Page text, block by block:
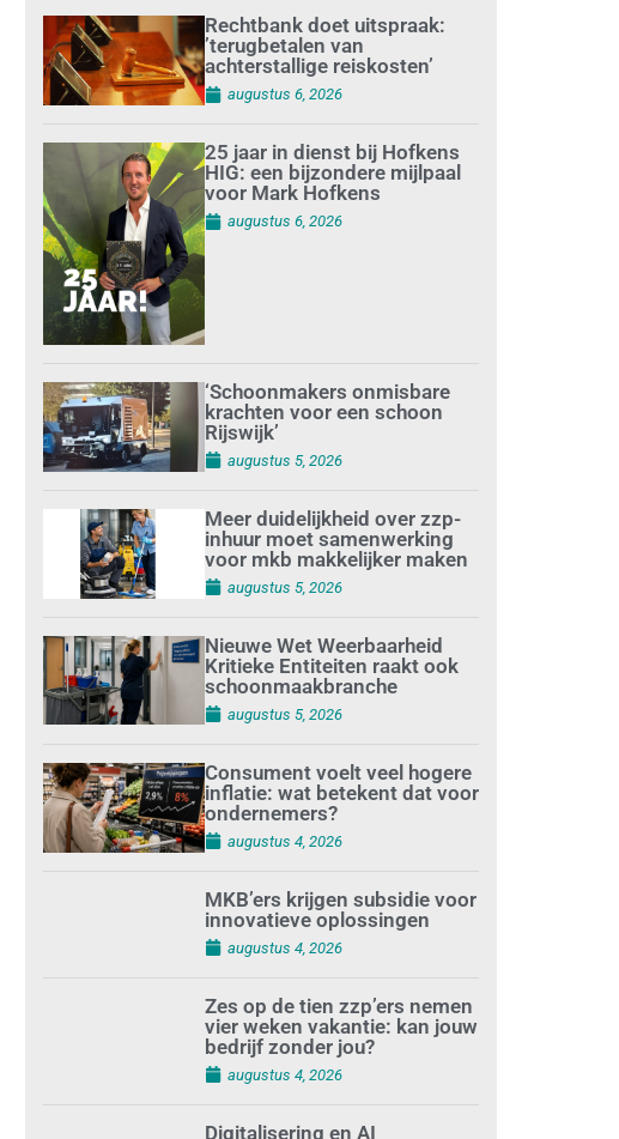
Rechtbank doet uitspraak:
’terugbetalen van
achterstallige reiskosten’
augustus 6, 2026
25 jaar in dienst bij Hofkens
HIG: een bijzondere mijlpaal
voor Mark Hofkens
augustus 6, 2026
‘Schoonmakers onmisbare
krachten voor een schoon
Rijswijk’
augustus 5, 2026
Meer duidelijkheid over zzp-
inhuur moet samenwerking
voor mkb makkelijker maken
augustus 5, 2026
Nieuwe Wet Weerbaarheid
Kritieke Entiteiten raakt ook
schoonmaakbranche
augustus 5, 2026
Consument voelt veel hogere
inflatie: wat betekent dat voor
ondernemers?
augustus 4, 2026
MKB’ers krijgen subsidie voor
innovatieve oplossingen
augustus 4, 2026
Zes op de tien zzp’ers nemen
vier weken vakantie: kan jouw
bedrijf zonder jou?